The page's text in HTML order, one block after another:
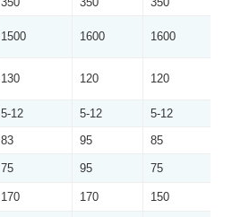
1500 1600 1600
130 120 120
5-12 5-12 5-12
83 95 85
75 95 75
170 170 150